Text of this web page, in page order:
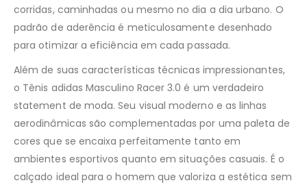
corridas, caminhadas ou mesmo no dia a dia urbano. O
padrão de aderência é meticulosamente desenhado
para otimizar a eficiência em cada passada.
Além de suas características técnicas impressionantes,
o Tênis adidas Masculino Racer 3.0 é um verdadeiro
statement de moda. Seu visual moderno e as linhas
aerodinâmicas são complementadas por uma paleta de
cores que se encaixa perfeitamente tanto em
ambientes esportivos quanto em situações casuais. É o
calçado ideal para o homem que valoriza a estética sem